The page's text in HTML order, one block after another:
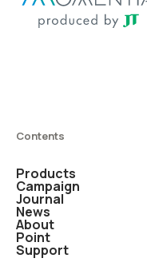
Contents
Products
Campaign
Journal
News
About
Point
Support